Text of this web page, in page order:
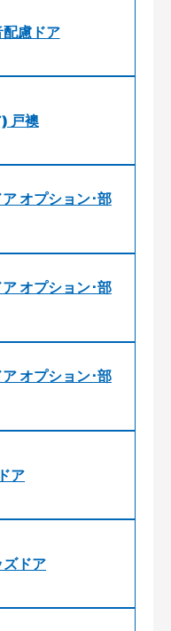
慮ドア
戸襖
オプション･部
オプション･部
オプション･部
ア
ドア